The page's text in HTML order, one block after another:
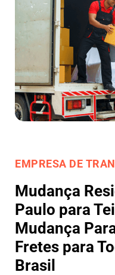
EMPRESA DE
Mudança
Paulo para
Mudança
Fretes para
Brasil